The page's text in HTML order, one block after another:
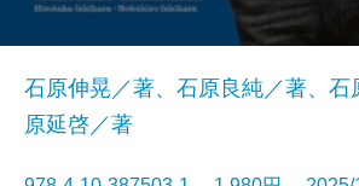
石原伸晃／著、石原良純／著、石
原延啓／著